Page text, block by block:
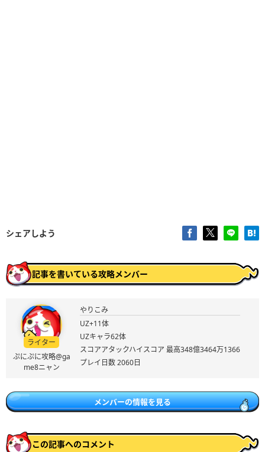
シェアしよう
記事を書いている攻略メンバー
ライター
ぷにぷに攻略@ga
me8ニャン
やりこみ
UZ+11体
UZキャラ62体
スコアアタックハイスコア 最高348億3464万1366
プレイ日数 2060日
メンバーの情報を見る
この記事へのコメント